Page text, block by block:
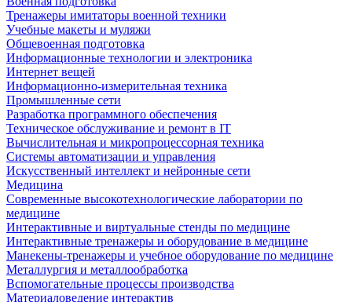
Тренажеры имитаторы военной техники
Учебные макеты и муляжи
Общевоенная подготовка
Информационные технологии и электроника
Интернет вещей
Информационно-измерительная техника
Промышленные сети
Разработка программного обеспечения
Техническое обслуживание и ремонт в IT
Вычислительная и микропроцессорная техника
Системы автоматизации и управления
Искусственный интеллект и нейронные сети
Медицина
Современные высокотехнологические лаборатории по
медицине
Интерактивные и виртуальные стенды по медицине
Интерактивные тренажеры и оборудование в медицине
Манекены-тренажеры и учебное оборудование по медицине
Металлургия и металлообработка
Вспомогательные процессы производства
Материаловедение интерактив